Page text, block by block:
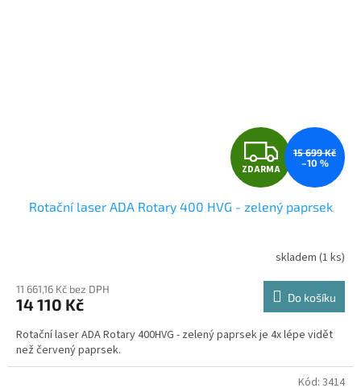
Z
D
A
R
M
A
ZDARMA
15 699 Kč
–10 %
Rotační laser ADA Rotary 400 HVG - zelený paprsek
produktu
je
z
5
hvězdiček.
skladem(1 ks)
11 661,16 Kč bez DPH
14 110 Kč Do košíku
Rotační laser ADA Rotary 400HVG - zelený paprsek je 4x lépe vidět
než červený paprsek.
Kód: 3414